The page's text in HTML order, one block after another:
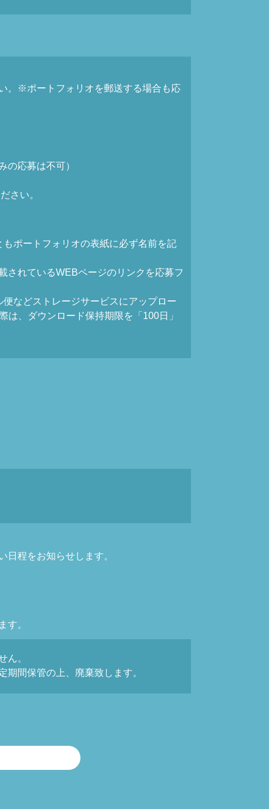
。 ※ポートフォリオを郵送する場合も応
の応募は不可）
さい。
ポートフォリオの表紙に必ず名前を記
されているWEBページのリンクを応募フ
などストレージサービスにアップロー
、ダウンロード保持期限を「100日」
程をお知らせします。
す。
ん。
間保管の上、廃棄致します。